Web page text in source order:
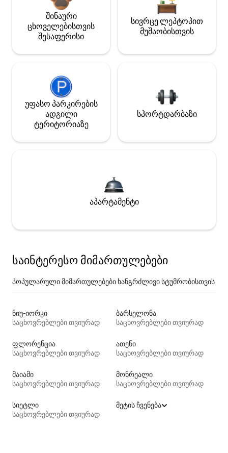
შინაური
ცხოველებისთვის
შესაფერისი
სივრცე ლეპტოპით
მუშაობისთვის
უფასო პარკირების
ადგილი
ტერიტორიაზე
სპორტდარბაზი
აპარტამენტი
საინტერესო მიმართულებები
პოპულარული მიმართულებები ხანგრძლივი სტუმრობისთვის
ნიუ-იორკი
საცხოვრებლები თვიურად
ბარსელონა
საცხოვრებლები თვიურად
ფლორენცია
საცხოვრებლები თვიურად
ათენი
საცხოვრებლები თვიურად
მაიამი
საცხოვრებლები თვიურად
მონრეალი
საცხოვრებლები თვიურად
სიეტლი
საცხოვრებლები თვიურად
მეტის ჩვენება